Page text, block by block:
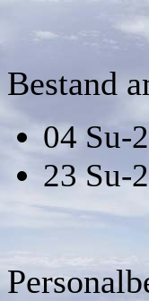
Bestand
04 Su-
23 Su-